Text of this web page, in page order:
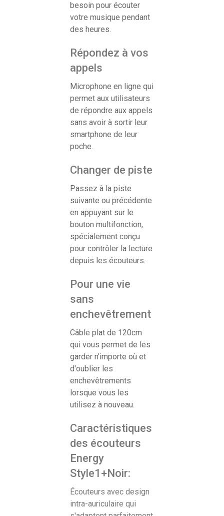
besoin pour écouter
votre musique pendant
des heures.
Répondez à vos
appels
Microphone en ligne qui
permet aux utilisateurs
de répondre aux appels
sans avoir à sortir leur
smartphone de leur
poche.
Changer de piste
Passez à la piste
suivante ou précédente
en appuyant sur le
bouton multifonction,
spécialement conçu
pour contrôler la lecture
depuis les écouteurs.
Pour une vie
sans
enchevêtrement
Câble plat de 120cm
qui vous permet de les
garder n'importe où et
d'oublier les
enchevêtrements
lorsque vous les
utilisez à nouveau.
Caractéristiques
des écouteurs
Energy
Style1+Noir:
Écouteurs avec design
intra-auriculaire qui